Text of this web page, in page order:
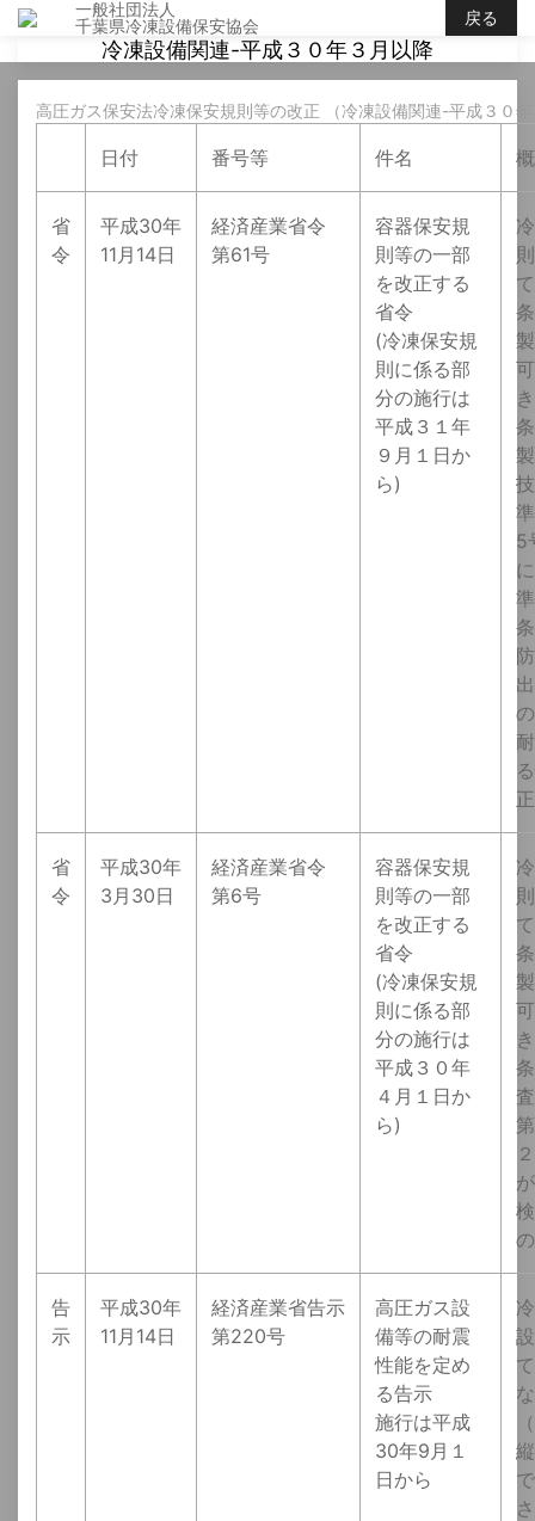
一般社団法人
千葉県冷凍設備保安協会
戻る
冷凍設備関連-平成３０年３月以降
高圧ガス保安法冷凍保安規則等の改正 （冷凍設備関連-平成３０
日付 番号等 件名
省
令
平成30年
11月14日
経済産業省令
第61号
容器保安規
則等の一部
を改正する
省令
(冷凍保安規
則に係る部
分の施行は
平成３１年
９月１日か
ら)
5
正
省
令
平成30年
3月30日
経済産業省令
第6号
容器保安規
則等の一部
を改正する
省令
(冷凍保安規
則に係る部
分の施行は
平成３０年
４月１日か
ら)
告
示
平成30年
11月14日
経済産業省告示
第220号
高圧ガス設
備等の耐震
性能を定め
る告示
施行は平成
30年9月１
日から